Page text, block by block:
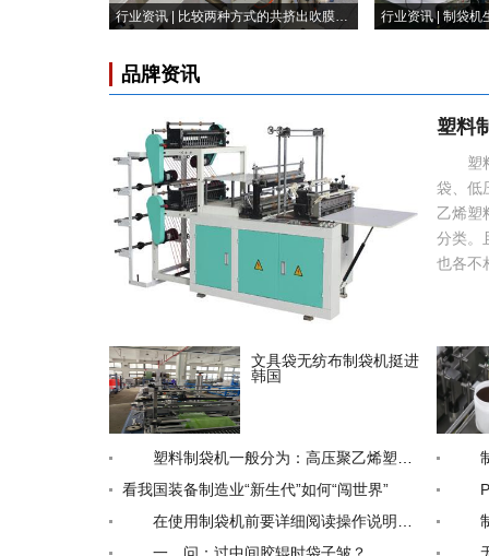
行业资讯 | 比较两种方式的共挤出吹膜机的挤出量控制
品牌资讯
塑料
塑料
袋、低
乙烯塑
分类。
也各不
文具袋无纺布制袋机挺进
韩国
看我国装备制造业“新生代”如何“闯世界”